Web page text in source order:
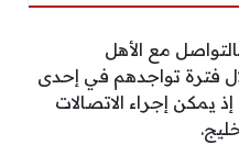
مع الأهل
فترة تواجدهم في إحدى
يمكن إجراء الاتصالات